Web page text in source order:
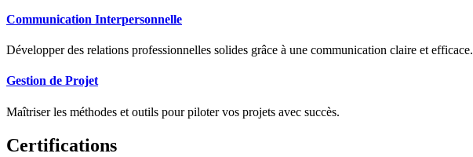
Communication Interpersonnelle
Développer des relations professionnelles solides grâce à une communication claire et efficace.
Gestion de Projet
Maîtriser les méthodes et outils pour piloter vos projets avec succès.
Certifications